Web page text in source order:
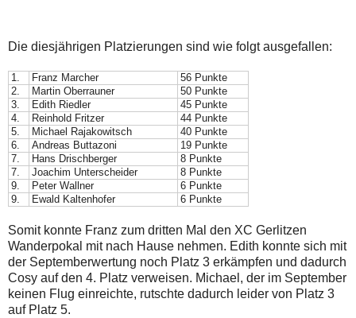
Die diesjährigen Platzierungen sind wie folgt ausgefallen:
1. Franz Marcher
56 Punkte
2.
Martin Oberrauner
50 Punkte
3.
Edith Riedler
45 Punkte
4.
Reinhold Fritzer
44 Punkte
5.
Michael Rajakowitsch
40 Punkte
6.
Andreas Buttazoni
19 Punkte
7.
Hans Drischberger
8 Punkte
7.
Joachim Unterscheider
8 Punkte
9.
Peter Wallner
6 Punkte
9.
Ewald Kaltenhofer 6 Punkte
Somit konnte Franz zum dritten Mal den XC Gerlitzen
Wanderpokal mit nach Hause nehmen. Edith konnte sich mit
der Septemberwertung noch Platz 3 erkämpfen und dadurch
Cosy auf den 4. Platz verweisen. Michael, der im September
keinen Flug einreichte, rutschte dadurch leider von Platz 3
auf Platz 5.